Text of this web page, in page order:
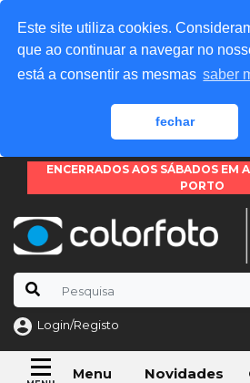
Este site utiliza cookies.
que ao continuar a navegar no
está a consentir as mesmas saber
fechar
ENCERRADOS AOS SÁBADOS EM
PORTO
Login/Registo
Menu Novidades